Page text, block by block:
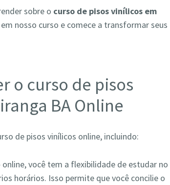
sobre o curso de pisos vinílicos em
nosso curso e comece a transformar seus
o curso de pisos
BA Online
de pisos vinílicos online, incluindo:
online, você tem a flexibilidade de estudar no
horários. Isso permite que você concilie o